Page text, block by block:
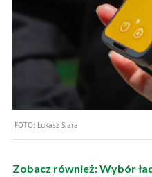
FOTO: Łukasz Siara
Zobacz również: Wybór